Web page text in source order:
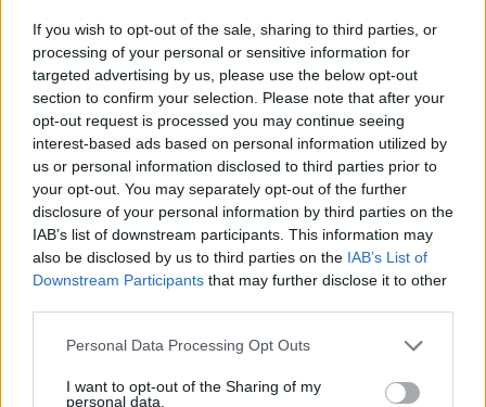
If you wish to opt-out of the sale, sharing to third parties, or
processing of your personal or sensitive information for
targeted advertising by us, please use the below opt-out
section to confirm your selection. Please note that after your
opt-out request is processed you may continue seeing
interest-based ads based on personal information utilized by
us or personal information disclosed to third parties prior to
your opt-out. You may separately opt-out of the further
disclosure of your personal information by third parties on the
IAB’s list of downstream participants. This information may
also be disclosed by us to third parties on the IAB’s List of
Downstream Participants that may further disclose it to other
Personal Data Processing Opt Outs
I want to opt-out of the Sharing of my
personal data.
Rusija vis dar juda pirmyn visame fronto
ruože, nepaisant kelių sėkmingų Ukrainos
kontratakų, kurios išstūmė okupantų pajėgas
iš svarbių pozicijų.
Apsuptas dviejų Rusijos vėliavų, sėdėdamas
šalia Generalinio štabo viršininko Valerijaus
Gerasimovo ir gynybos ministro Andrejaus
Belousovo, V. Putinas vengė bet kokios
kritikos ir vėl išreiškė savo pagyras